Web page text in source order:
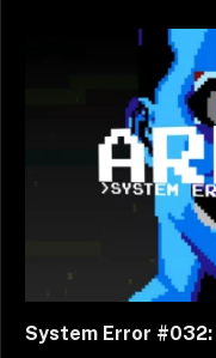
System Error #032: